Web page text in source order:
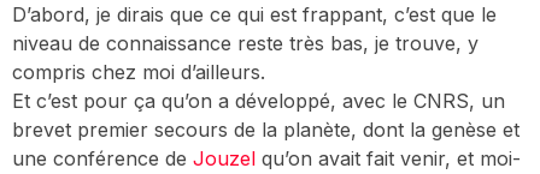
D’abord, je dirais que ce qui est frappant, c’est que le
niveau de connaissance reste très bas, je trouve, y
compris chez moi d’ailleurs.
Et c’est pour ça qu’on a développé, avec le CNRS, un
brevet premier secours de la planète, dont la genèse et
une conférence de Jouzel qu’on avait fait venir, et moi-